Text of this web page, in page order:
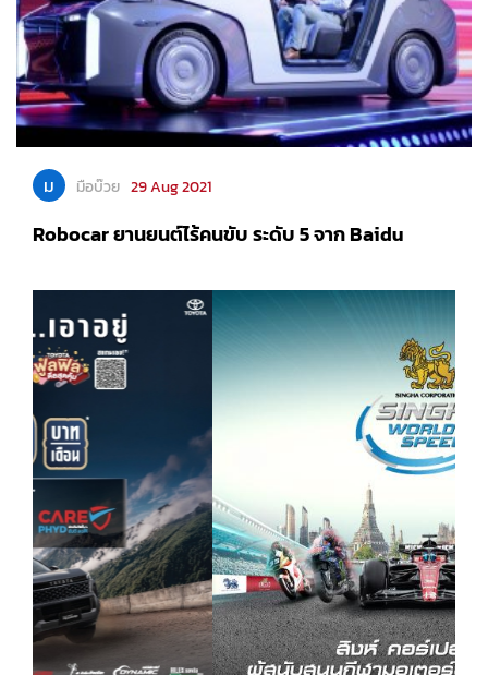
ม มือบ๊วย 29 Aug 2021
Robocar ยานยนต์ไร้คนขับ ระดับ 5 จาก Baidu